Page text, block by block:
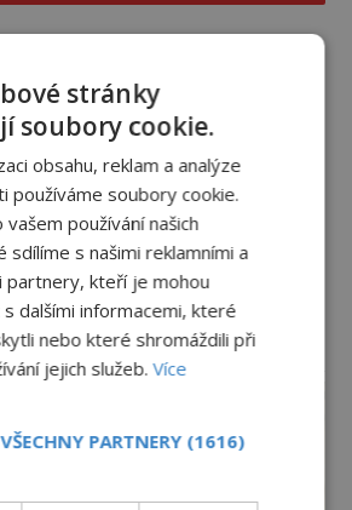
reklama
stránky
soubory cookie.
obsahu, reklam a analýze
používáme soubory cookie.
používání našich
sdílíme s našimi reklamními a
partnery, kteří je mohou
dalšími informacemi, které
nebo které shromáždili při
jejich služeb.Více
PARTNERY (1616)